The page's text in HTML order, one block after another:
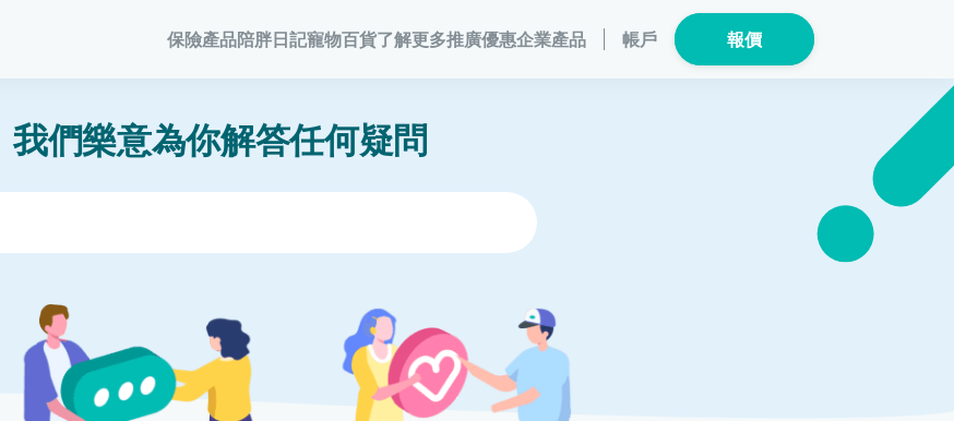
保險產品
寵物保險
寵物保險
龜鳥保險
申請索償
家居
家居保險
個人健康
陪胖日記
陪胖日記
關於陪胖日記App
寵物百貨了解更多
客戶分享
常見問題
網誌
推廣優惠
會員計劃
會員優惠
保險優惠總覽
企業產品
商務方案
業務概覽
保險產品
帳戶 報價
家居保險
寵物保險
我們樂意為你解答任何疑問